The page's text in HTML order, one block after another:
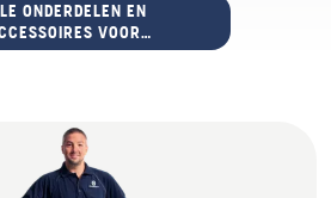
ONDERDELEN EN
VOOR